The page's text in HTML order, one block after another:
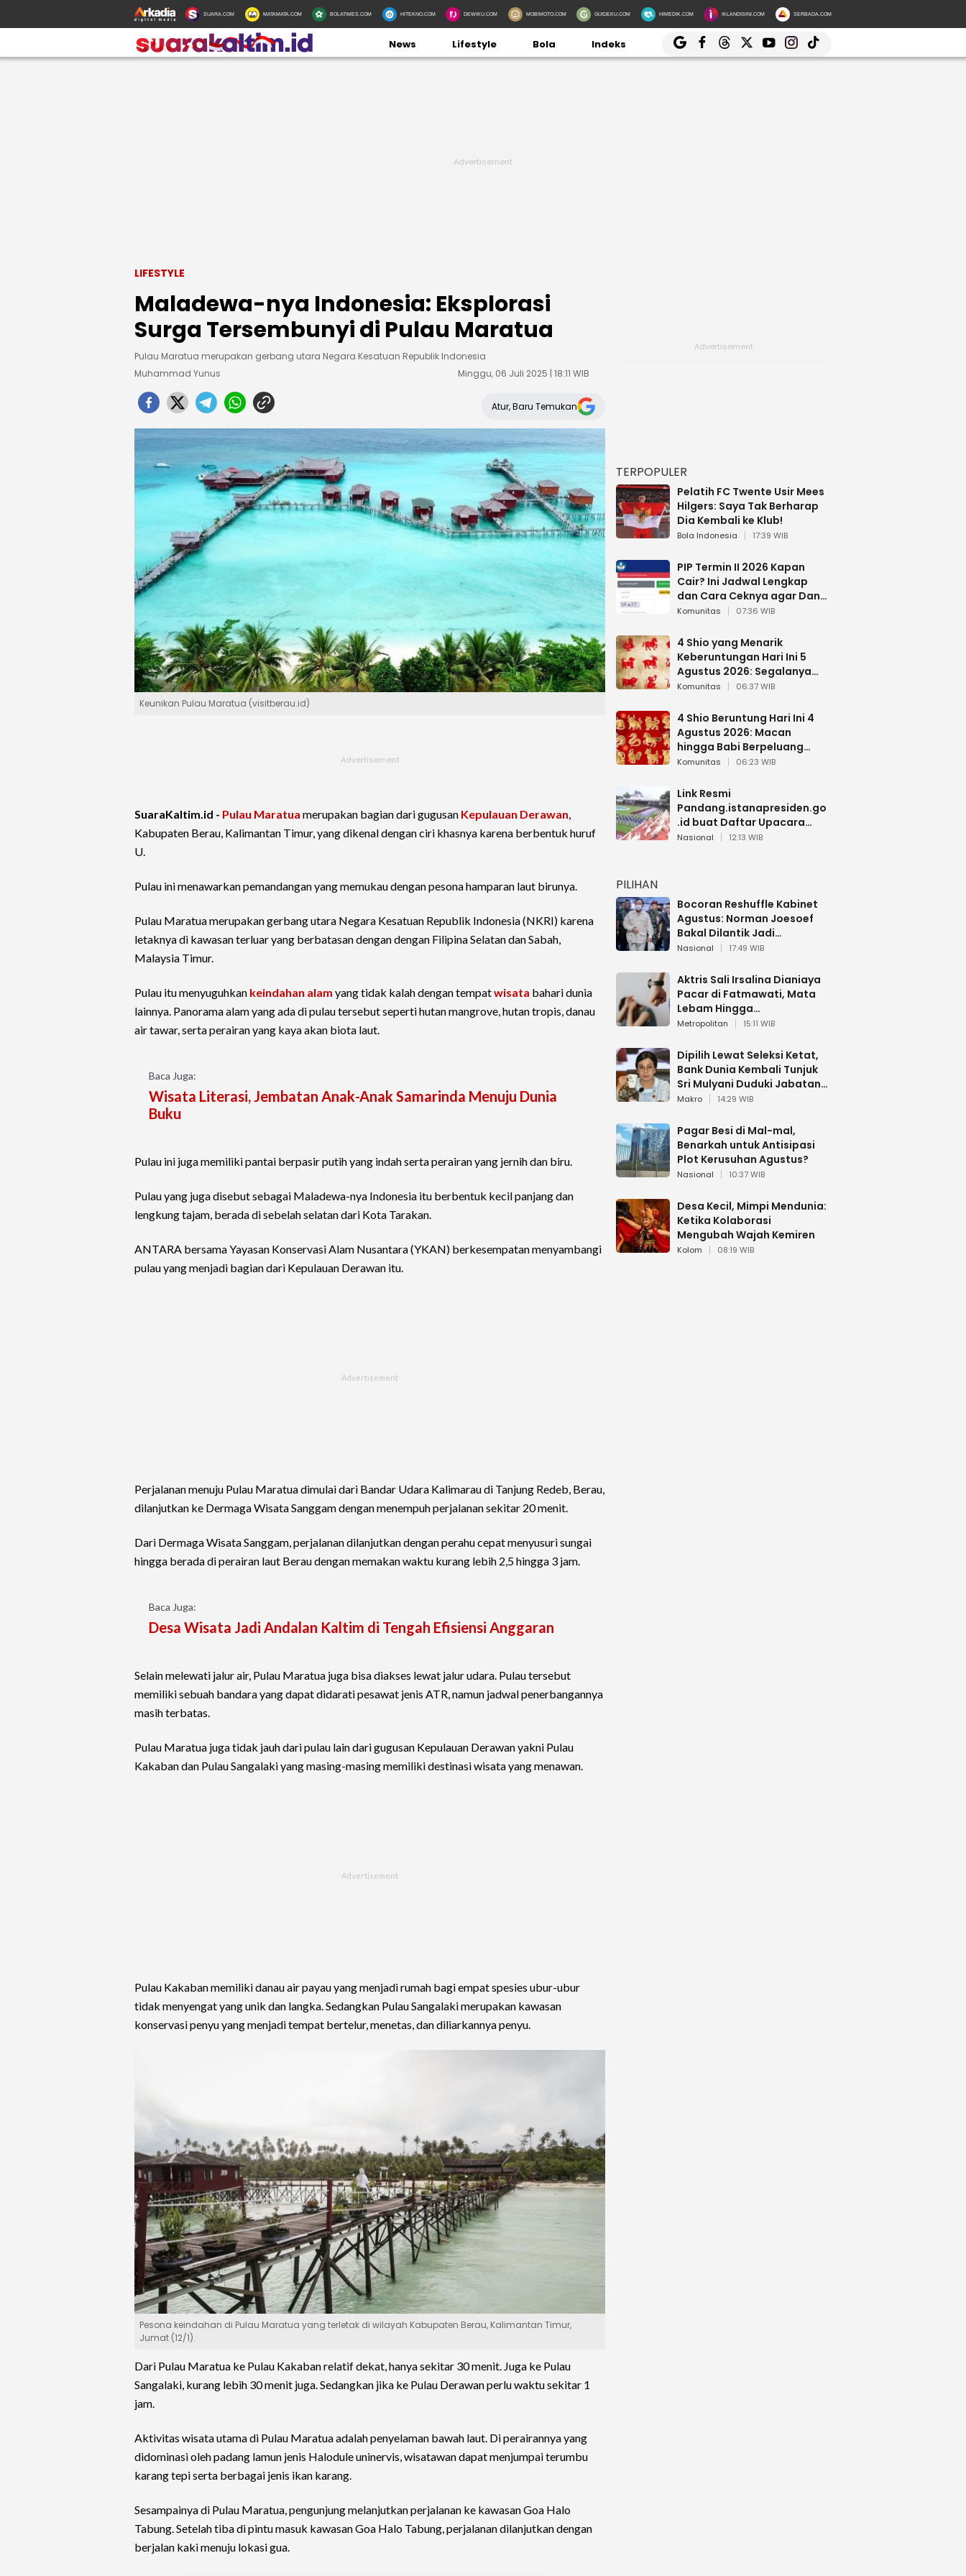
SUARA.COM MATAMATA.COM BOLATIMES.COM HITEKNO.COM DEWIKU.COM MOBIMOTO.COM GUIDEKU.COM HIMEDIK.COM IKLANDISINI.COM SERBADA.COM
News Lifestyle Bola Indeks
LIFESTYLE
Maladewa-nya Indonesia: Eksplorasi
Surga Tersembunyi di Pulau Maratua
Pulau Maratua merupakan gerbang utara Negara Kesatuan Republik Indonesia
Muhammad Yunus
Minggu, 06 Juli 2025 | 18:11 WIB
Atur, Baru Temukan
Keunikan Pulau Maratua (visitberau.id)
SuaraKaltim.id - Pulau Maratua merupakan bagian dari gugusan Kepulauan Derawan,
Kabupaten Berau, Kalimantan Timur, yang dikenal dengan ciri khasnya karena berbentuk huruf
U.
Pulau ini menawarkan pemandangan yang memukau dengan pesona hamparan laut birunya.
Pulau Maratua merupakan gerbang utara Negara Kesatuan Republik Indonesia (NKRI) karena
letaknya di kawasan terluar yang berbatasan dengan dengan Filipina Selatan dan Sabah,
Malaysia Timur.
Pulau itu menyuguhkan keindahan alam yang tidak kalah dengan tempatwisata bahari dunia
lainnya. Panorama alam yang ada di pulau tersebut seperti hutan mangrove, hutan tropis, danau
air tawar, serta perairan yang kaya akan biota laut.
Baca Juga:
Wisata Literasi, Jembatan Anak-Anak Samarinda Menuju Dunia
Buku
Pulau ini juga memiliki pantai berpasir putih yang indah serta perairan yang jernih dan biru.
Pulau yang juga disebut sebagai Maladewa-nya Indonesia itu berbentuk kecil panjang dan
lengkung tajam, berada di sebelah selatan dari Kota Tarakan.
ANTARA bersama Yayasan Konservasi Alam Nusantara (YKAN) berkesempatan menyambangi
pulau yang menjadi bagian dari Kepulauan Derawan itu.
Perjalanan menuju Pulau Maratua dimulai dari Bandar Udara Kalimarau di Tanjung Redeb, Berau,
dilanjutkan ke Dermaga Wisata Sanggam dengan menempuh perjalanan sekitar 20 menit.
Dari Dermaga Wisata Sanggam, perjalanan dilanjutkan dengan perahu cepat menyusuri sungai
hingga berada di perairan laut Berau dengan memakan waktu kurang lebih 2,5 hingga 3 jam.
Baca Juga:
Desa Wisata Jadi Andalan Kaltim di Tengah Efisiensi Anggaran
Selain melewati jalur air, Pulau Maratua juga bisa diakses lewat jalur udara. Pulau tersebut
memiliki sebuah bandara yang dapat didarati pesawat jenis ATR, namun jadwal penerbangannya
masih terbatas.
Pulau Maratua juga tidak jauh dari pulau lain dari gugusan Kepulauan Derawan yakni Pulau
Kakaban dan Pulau Sangalaki yang masing-masing memiliki destinasi wisata yang menawan.
Pulau Kakaban memiliki danau air payau yang menjadi rumah bagi empat spesies ubur-ubur
tidak menyengat yang unik dan langka. Sedangkan Pulau Sangalaki merupakan kawasan
konservasi penyu yang menjadi tempat bertelur, menetas, dan diliarkannya penyu.
Pesona keindahan di Pulau Maratua yang terletak di wilayah Kabupaten Berau, Kalimantan Timur,
Jumat (12/1).
Dari Pulau Maratua ke Pulau Kakaban relatif dekat, hanya sekitar 30 menit. Juga ke Pulau
Sangalaki, kurang lebih 30 menit juga. Sedangkan jika ke Pulau Derawan perlu waktu sekitar 1
jam.
Aktivitas wisata utama di Pulau Maratua adalah penyelaman bawah laut. Di perairannya yang
didominasi oleh padang lamun jenis Halodule uninervis, wisatawan dapat menjumpai terumbu
karang tepi serta berbagai jenis ikan karang.
Sesampainya di Pulau Maratua, pengunjung melanjutkan perjalanan ke kawasan Goa Halo
Tabung. Setelah tiba di pintu masuk kawasan Goa Halo Tabung, perjalanan dilanjutkan dengan
berjalan kaki menuju lokasi gua.
TERPOPULER
Pelatih FC Twente Usir Mees
Hilgers: Saya Tak Berharap
Dia Kembali ke Klub!
Bola Indonesia 17:39 WIB
PIP Termin II 2026 Kapan
Cair? Ini Jadwal Lengkap
dan Cara Ceknya agar Dana
Tidak Hangus!
Komunitas 07:36 WIB
4 Shio yang Menarik
Keberuntungan Hari Ini 5
Agustus 2026: Segalanya
Berjalan Lancar
Komunitas 06:37 WIB
4 Shio Beruntung Hari Ini 4
Agustus 2026: Macan
hingga Babi Berpeluang
Dapat Kabar Baik
Komunitas 06:23 WIB
Link Resmi
Pandang.istanapresiden.go
.id buat Daftar Upacara
Bendera HUT RI di Istana
Nasional 12:13 WIB
PILIHAN
Bocoran Reshuffle Kabinet
Agustus: Norman Joesoef
Bakal Dilantik Jadi
Wamenhan RI
Nasional 17:49 WIB
Aktris Sali Irsalina Dianiaya
Pacar di Fatmawati, Mata
Lebam Hingga
Diselamatkan Polantas
Metropolitan 15:11 WIB
Dipilih Lewat Seleksi Ketat,
Bank Dunia Kembali Tunjuk
Sri Mulyani Duduki Jabatan
Strategis
Makro 14:29 WIB
Pagar Besi di Mal-mal,
Benarkah untuk Antisipasi
Plot Kerusuhan Agustus?
Nasional 10:37 WIB
Desa Kecil, Mimpi Mendunia:
Ketika Kolaborasi
Mengubah Wajah Kemiren
Kolom 08:19 WIB